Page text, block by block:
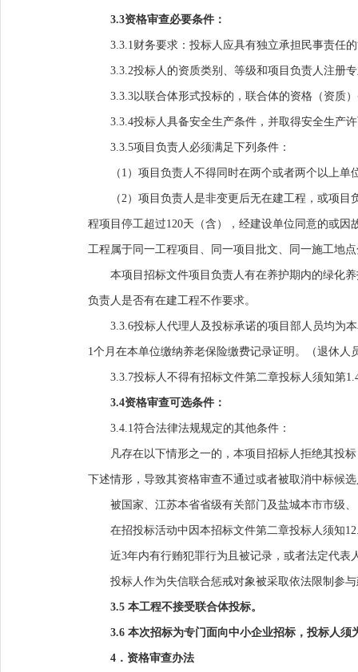
3.3资格审查必要条件：
3.3.1财务要求： 投标人应具有独立承担民事责任
3.3.2投标人的资质类别、等级和项目负责人注册
3.3.3以联合体形式投标的，联合体的资格（资质
3.3.4投标人具备安全生产条件，并取得安全生产
3.3.5项目负责人必须满足下列条件：
（ 1）项目负责人不得同时在两个或者两个以上单
（2）项目负责人是非变更后无在建工程，或项
程项目停工超过120天（含），经建设单位同意的或
工程属于同一工程项目、同一项目批文、同一施工地
本项目招标文件项目负责人有在养护期内的绿化
负责人是否有在建工程不作要求。
3.3.6投标人代理人及投标承诺的项目部人员均为
1个月在本单位缴纳养老保险缴费记录证明。（退休人
3.3.7投标人不得有招标文件第二章投标人须知第
3.4资格审查可选条件：
3.4.1符合法律法规规定的其他条件：
凡存在以下情形之一的，本项目招标人拒绝其投
下述情形，导致其资格审查不通过或者被取消中标候
被国家、江苏本省省级有关部门及盐城本市市级
在招投标活动中因本招标文件第二章投标人须知12
近3年内有行贿犯罪行为且被记录，或者法定代
投标人作为失信联合惩戒对象被采取依法限制参
3.5 本工程不接受联合体投标。
3.6 本次招标为专门面向中小企业招标，投标人须
4．资格审查办法